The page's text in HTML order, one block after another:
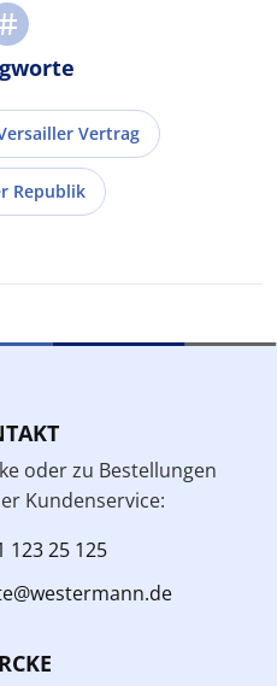
Vertrag
Republik
oder zu Bestellungen
Kundenservice:
123 25 125